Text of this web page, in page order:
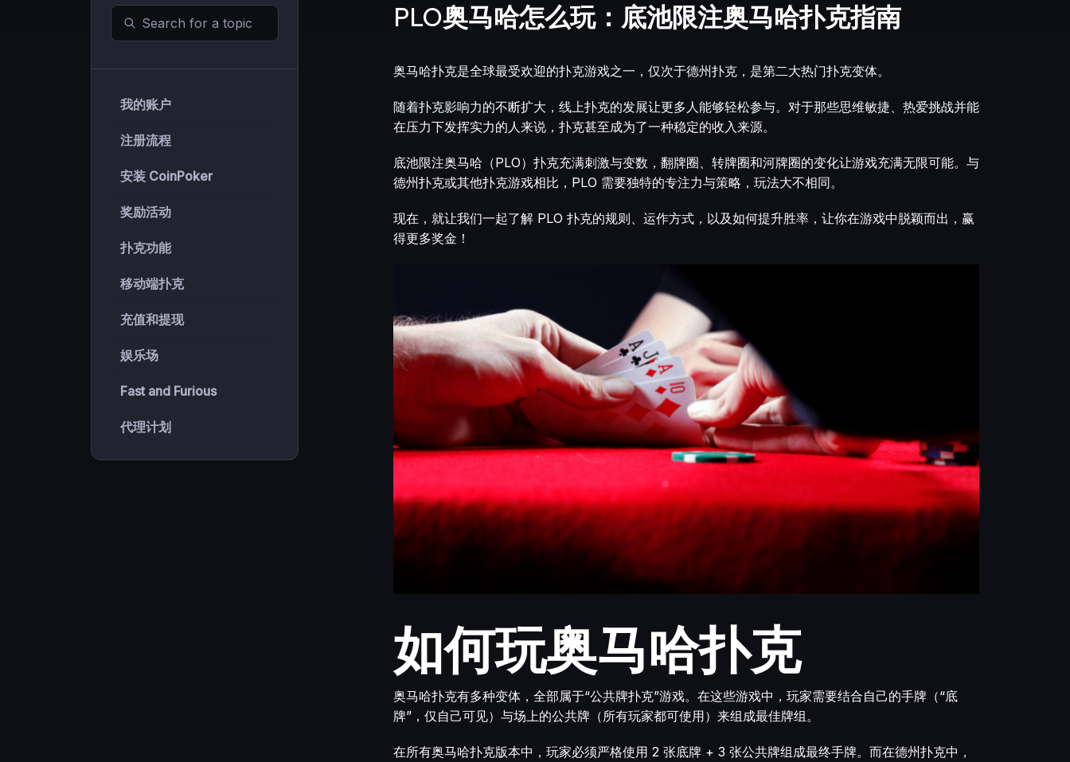
我的账户
注册流程
安装 CoinPoker
奖励活动
扑克功能
移动端扑克
充值和提现
娱乐场
Fast and Furious
代理计划
PLO奥马哈怎么玩：底池限注奥马哈扑克指南
奥马哈扑克是全球最受欢迎的扑克游戏之一，仅次于德州扑克，是第二大热门扑克变体。
随着扑克影响力的不断扩大，线上扑克的发展让更多人能够轻松参与。对于那些思维敏捷、热爱挑战并能
在压力下发挥实力的人来说，扑克甚至成为了一种稳定的收入来源。
底池限注奥马哈（PLO）扑克充满刺激与变数，翻牌圈、转牌圈和河牌圈的变化让游戏充满无限可能。与
德州扑克或其他扑克游戏相比，PLO 需要独特的专注力与策略，玩法大不相同。
现在，就让我们一起了解 PLO 扑克的规则、运作方式，以及如何提升胜率，让你在游戏中脱颖而出，赢
得更多奖金！
如何玩奥马哈扑克
奥马哈扑克有多种变体，全部属于“公共牌扑克”游戏。在这些游戏中，玩家需要结合自己的手牌（“底
牌”，仅自己可见）与场上的公共牌（所有玩家都可使用）来组成最佳牌组。
在所有奥马哈扑克版本中，玩家必须严格使用 2 张底牌 + 3 张公共牌组成最终手牌。而在德州扑克中，